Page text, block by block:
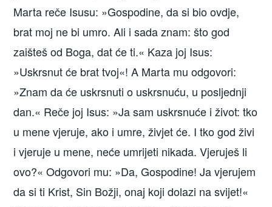
Marta reče Isusu: »Gospodine, da si bio ovdje,
brat moj ne bi umro. Ali i sada znam: što god
zaišteš od Boga, dat će ti.« Kaza joj Isus:
»Uskrsnut će brat tvoj«! A Marta mu odgovori:
»Znam da će uskrsnuti o uskrsnuću, u posljednji
dan.« Reče joj Isus: »Ja sam uskrsnuće i život: tko
u mene vjeruje, ako i umre, živjet će. I tko god živi
i vjeruje u mene, neće umrijeti nikada. Vjeruješ li
ovo?« Odgovori mu: »Da, Go­spodine! Ja vjerujem
da si ti Krist, Sin Božji, onaj koji dolazi na svijet!«